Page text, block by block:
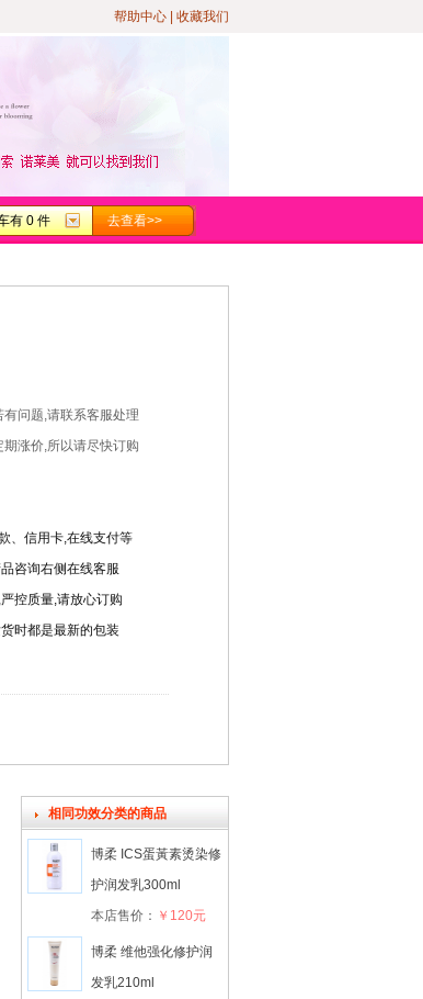
帮助中心 收藏我们
去查看>>
有 0 件
问题,请联系客服处理
涨价,所以请尽快订购
、信用卡,在线支付等
咨询右侧在线客服
控质量,请放心订购
时都是最新的包装
相同功效分类的商品
博柔 ICS蛋黃素烫染修
护润发乳300ml
本店售价： ￥120元
博柔 维他强化修护润
发乳210ml